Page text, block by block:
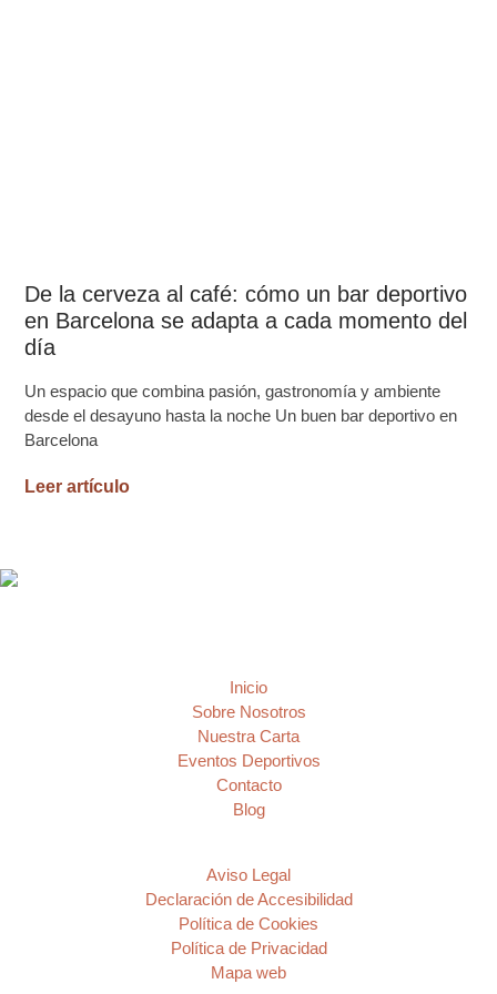
De la cerveza al café: cómo un bar deportivo
en Barcelona se adapta a cada momento del
día
Un espacio que combina pasión, gastronomía y ambiente
desde el desayuno hasta la noche Un buen bar deportivo en
Barcelona
Leer artículo
Inicio
Sobre Nosotros
Nuestra Carta
Eventos Deportivos
Contacto
Blog
Aviso Legal
Declaración de Accesibilidad
Política de Cookies
Política de Privacidad
Mapa web